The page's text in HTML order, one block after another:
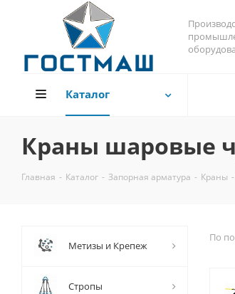
Каталог
Краны шаровые
Главная - Каталог - Запорная арматура - Краны -
По
Метизы и Крепеж
Стропы